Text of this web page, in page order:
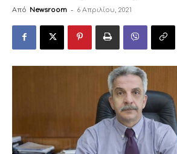
Από Newsroom - 6 Απριλίου, 2021